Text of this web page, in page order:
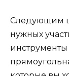
Следующим
нужных